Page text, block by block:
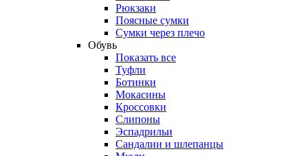
Рюкзаки
Поясные сумки
Сумки через плечо
Обувь
Показать все
Туфли
Ботинки
Мокасины
Кроссовки
Слипоны
Эспадрильи
Сандалии и шлепанцы